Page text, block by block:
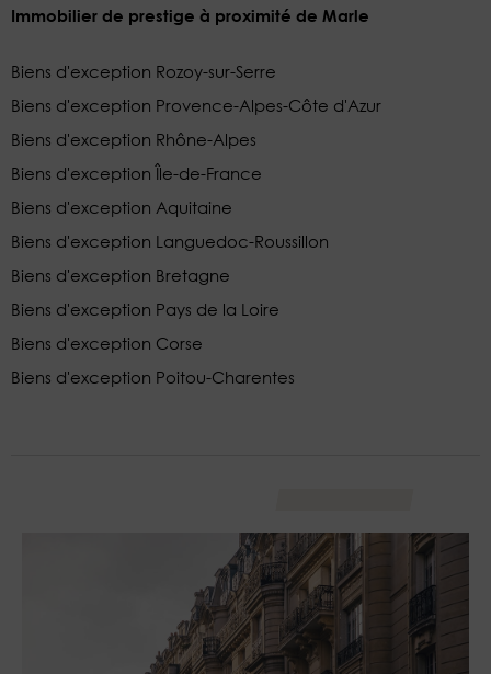
Immobilier de prestige à proximité de Marle
Biens d'exception Rozoy-sur-Serre
Biens d'exception Provence-Alpes-Côte d'Azur
Biens d'exception Rhône-Alpes
Biens d'exception Île-de-France
Biens d'exception Aquitaine
Biens d'exception Languedoc-Roussillon
Biens d'exception Bretagne
Biens d'exception Pays de la Loire
Biens d'exception Corse
Biens d'exception Poitou-Charentes